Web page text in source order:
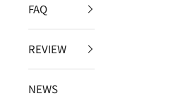
FAQ
REVIEW
NEWS